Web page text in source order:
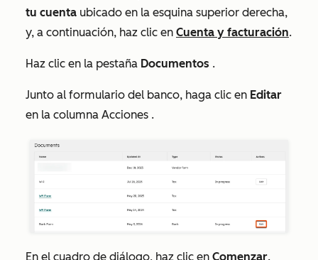
tu cuenta ubicado en la esquina superior derecha,
y, a continuación, haz clic en Cuenta y facturación.
Haz clic en la pestaña Documentos .
Junto al formulario del banco, haga clic en Editar
en la columna Acciones .
En el cuadro de diálogo, haz clic en Comenzar.